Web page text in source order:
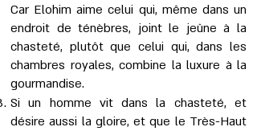
Car Elohim aime celui qui, même dans un
endroit de ténèbres, joint le jeûne à la
chasteté, plutôt que celui qui, dans les
chambres royales, combine la luxure à la
gourmandise.
Si un homme vit dans la chasteté, et
désire aussi la gloire, et que le Très-Haut